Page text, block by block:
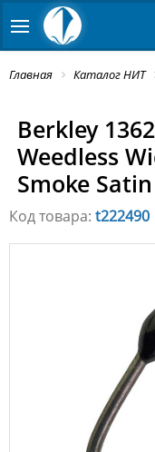
Главная Каталог НИТ
Berkley
Weedless
Smoke
Код товара: t222490